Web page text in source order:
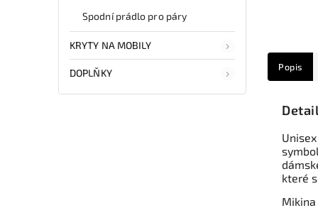
Spodní prádlo pro páry
KRYTY NA MOBILY
DOPLŇKY Popis
které